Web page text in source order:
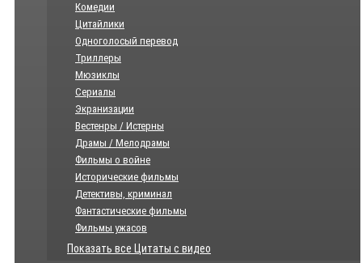
Комедии
Цитайлики
Одноголосый перевод
Триллеры
Мюзиклы
Сериалы
Экранизации
Вестенры / Истерны
Драмы / Мелодрамы
Фильмы о войне
Исторические фильмы
Детективы, криминал
Фантастические фильмы
Фильмы ужасов
Показать все Цитаты с видео